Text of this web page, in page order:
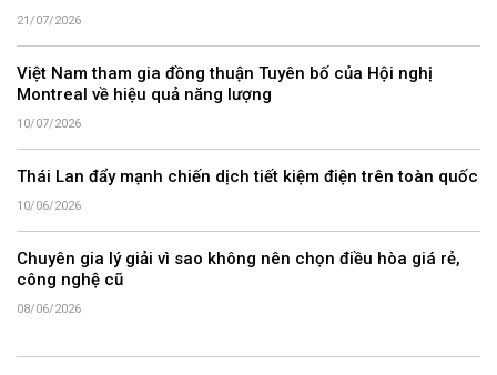
21/07/2026
Việt Nam tham gia đồng thuận Tuyên bố của Hội nghị
Montreal về hiệu quả năng lượng
10/07/2026
Thái Lan đẩy mạnh chiến dịch tiết kiệm điện trên toàn quốc
10/06/2026
Chuyên gia lý giải vì sao không nên chọn điều hòa giá rẻ,
công nghệ cũ
08/06/2026